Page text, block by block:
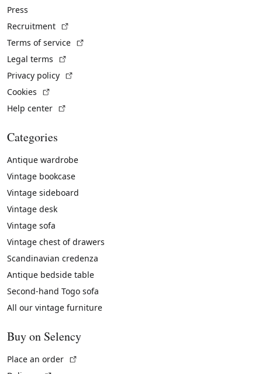
Press
Recruitment
Terms of service
Legal terms
Privacy policy
Cookies
Help center
Categories
Antique wardrobe
Vintage bookcase
Vintage sideboard
Vintage desk
Vintage sofa
Vintage chest of drawers
Scandinavian credenza
Antique bedside table
Second-hand Togo sofa
All our vintage furniture
Buy on Selency
Place an order